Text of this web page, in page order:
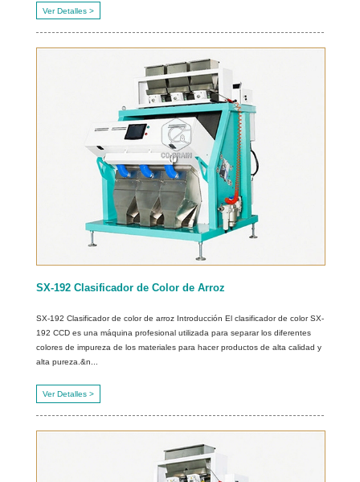
Ver Detalles >
SX-192 Clasificador de Color de Arroz
SX-192 Clasificador de color de arroz Introducción El clasificador de color SX-
192 CCD es una máquina profesional utilizada para separar los diferentes
colores de impureza de los materiales para hacer productos de alta calidad y
alta pureza.&n...
Ver Detalles >